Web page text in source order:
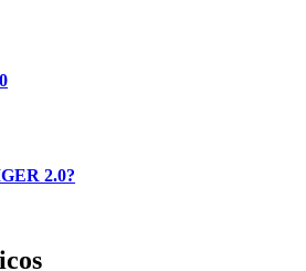
2.0?